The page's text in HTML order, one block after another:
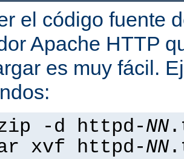
el código fuente
Apache HTTP
es muy fácil.
-d httpd-NN
xvf httpd-NN